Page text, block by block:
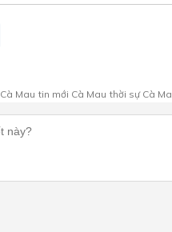
Cà Mau tin mới Cà Mau thời sự Cà